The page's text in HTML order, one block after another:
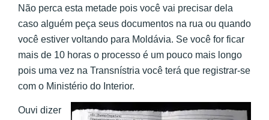
Não perca esta metade pois você vai precisar dela
caso alguém peça seus documentos na rua ou quando
você estiver voltando para Moldávia. Se você for ficar
mais de 10 horas o processo é um pouco mais longo
pois uma vez na Transnístria você terá que registrar-se
com o Ministério do Interior.
Ouvi dizer